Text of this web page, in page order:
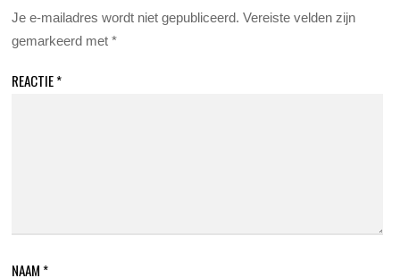
Je e-mailadres wordt niet gepubliceerd. Vereiste velden zijn
gemarkeerd met*
REACTIE*
NAAM *